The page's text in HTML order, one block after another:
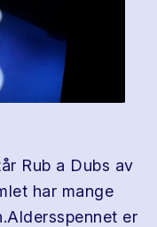
Rub a Dubs av
har mange
er